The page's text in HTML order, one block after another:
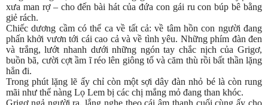
xưa man rợ – cho đến bài hát của đứa con gái ru con búp bê bằng
giẻ rách.
Chiếc dương cầm có thể ca về tất cả: về tâm hồn con người đang
phấn khởi vươn tới cái cao cả và về tình yêu. Những phím đàn đen
và trắng, lướt nhanh dưới những ngón tay chắc nịch của Grigơ,
buồn bã, cười cợt ầm ĩ réo lên giông tố và căm thù rồi bất thần lặng
hẳn đi.
Trong phút lặng lẽ ấy chỉ còn một sợi dây đàn nhỏ bé là còn rung
mãi như thể nàng Lọ Lem bị các chị mắng mỏ đang than khóc.